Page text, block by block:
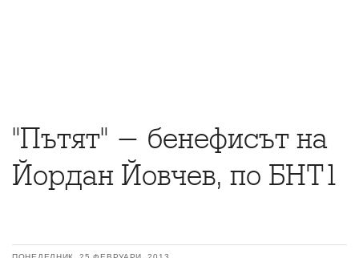
"Пътят" - бенефисът на
Йордан Йовчев, по БНТ1